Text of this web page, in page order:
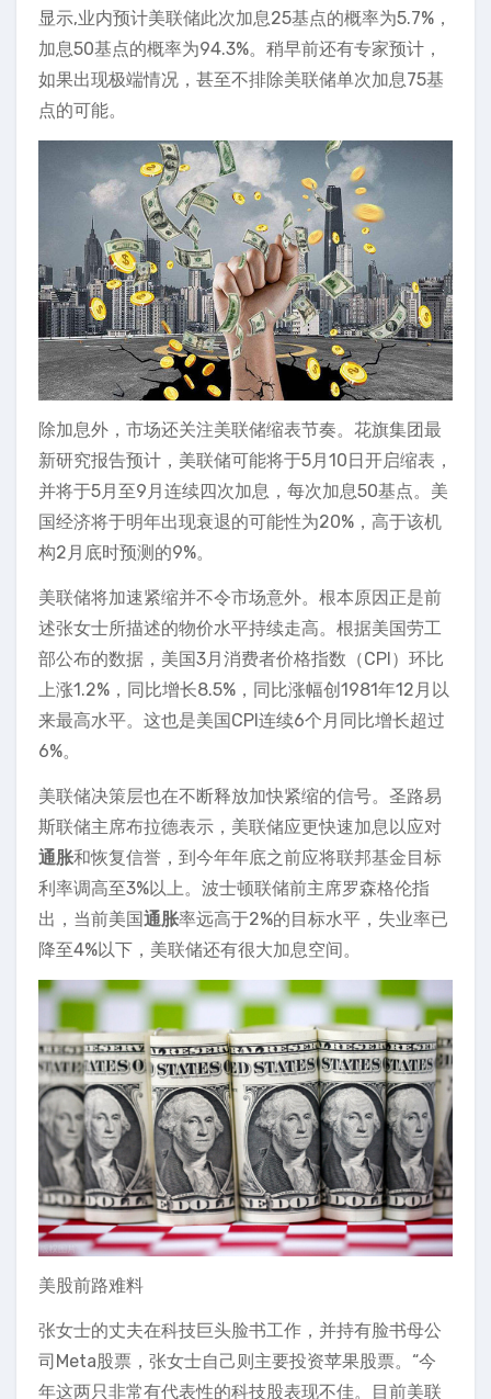
显示,业内预计美联储此次加息25基点的概率为5.7%，
加息50基点的概率为94.3%。稍早前还有专家预计，
如果出现极端情况，甚至不排除美联储单次加息75基
点的可能。
除加息外，市场还关注美联储缩表节奏。花旗集团最
新研究报告预计，美联储可能将于5月10日开启缩表，
并将于5月至9月连续四次加息，每次加息50基点。美
国经济将于明年出现衰退的可能性为20%，高于该机
构2月底时预测的9%。
美联储将加速紧缩并不令市场意外。根本原因正是前
述张女士所描述的物价水平持续走高。根据美国劳工
部公布的数据，美国3月消费者价格指数（CPI）环比
上涨1.2%，同比增长8.5%，同比涨幅创1981年12月以
来最高水平。这也是美国CPI连续6个月同比增长超过
6%。
美联储决策层也在不断释放加快紧缩的信号。圣路易
斯联储主席布拉德表示，美联储应更快速加息以应对
通胀和恢复信誉，到今年年底之前应将联邦基金目标
利率调高至3%以上。波士顿联储前主席罗森格伦指
出，当前美国通胀率远高于2%的目标水平，失业率已
降至4%以下，美联储还有很大加息空间。
美股前路难料
张女士的丈夫在科技巨头脸书工作，并持有脸书母公
司Meta股票，张女士自己则主要投资苹果股票。“今
年这两只非常有代表性的科技股表现不佳。目前美联